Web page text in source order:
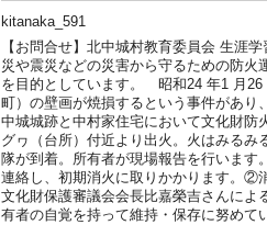
kitanaka_591
【お問合せ】北中城村教育委員会 生涯
災や震災などの災害から守るための防火
を目的としています。 昭和24 年1 月26
町）の壁画が焼損するという事件があり
中城城跡と中村家住宅において文化財
グヮ（台所）付近より出火。火はみる
隊が到着。所有者が現場報告を行いま
連絡し、初期消火に取りかかります。②
文化財保護審議会会長比嘉榮吉さんに
有者の自覚を持って維持・保存に努めて